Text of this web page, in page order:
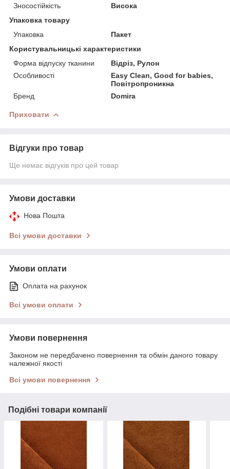
Зносостійкість
Висока
Упаковка товару
Упаковка
Пакет
Користувальницькі характеристики
Форма відпуску тканини
Відріз, Рулон
Особливості
Easy Clean, Good for babies,
Повітропроникна
Бренд
Domira
Приховати
Відгуки про товар
Ще немає відгуків про цей товар
Умови доставки
Нова Пошта
Всі умови доставки
Умови оплати
Оплата на рахунок
Всі умови оплати
Умови повернення
Законом не передбачено повернення та обмін даного товару
належної якості
Всі умови повернення
Подібні товари компанії